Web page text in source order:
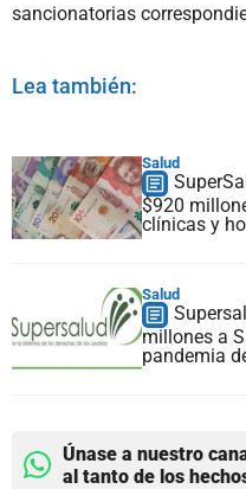
sancionatorias
Lea también:
Salud
$920
clínicas y
Salud
millones a
pandemia
Únase a nuestro
al tanto de los